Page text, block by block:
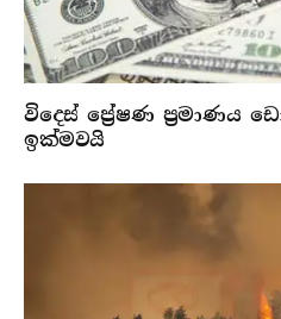
විදෙස් ප්‍රේෂණ ප්‍රමාණය
ඉක්මවයි